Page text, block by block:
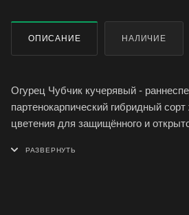
ОПИСАНИЕ НАЛИЧИЕ
Огурец Чубчик кучерявый -
партенокарпический гибридный сорт
цветения для защищённого и
Растение сильнорослое, ветвление